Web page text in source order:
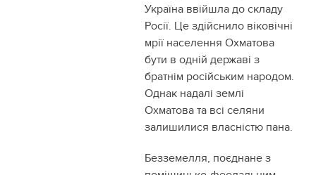
Україна ввійшла до складу
Росії. Це здійснило віковічні
мрії населення Охматова
бути в одній державі з
братнім російським народом.
Однак надалі землі
Охматова та всі селяни
залишилися власністю пана.
Безземелля, поєднане з